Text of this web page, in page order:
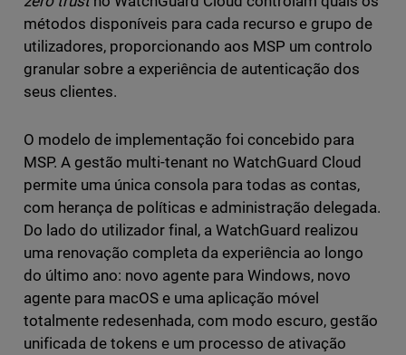
métodos disponíveis para cada recurso e grupo de
utilizadores, proporcionando aos MSP um controlo
granular sobre a experiência de autenticação dos
seus clientes.
O modelo de implementação foi concebido para
MSP. A gestão multi-tenant no WatchGuard Cloud
permite uma única consola para todas as contas,
com herança de políticas e administração delegada.
Do lado do utilizador final, a WatchGuard realizou
uma renovação completa da experiência ao longo
do último ano: novo agente para Windows, novo
agente para macOS e uma aplicação móvel
totalmente redesenhada, com modo escuro, gestão
unificada de tokens e um processo de ativação